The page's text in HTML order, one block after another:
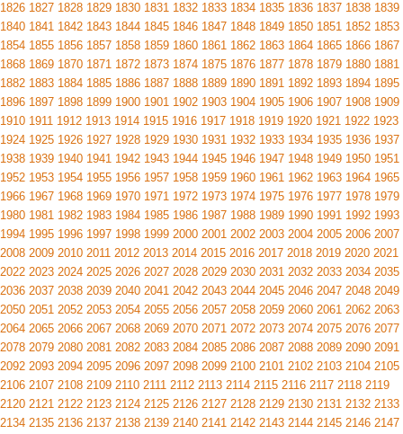
1826 1827 1828 1829 1830 1831 1832 1833 1834 1835 1836 1837 1838 1839
1840 1841 1842 1843 1844 1845 1846 1847 1848 1849 1850 1851 1852 1853
1854 1855 1856 1857 1858 1859 1860 1861 1862 1863 1864 1865 1866 1867
1868 1869 1870 1871 1872 1873 1874 1875 1876 1877 1878 1879 1880 1881
1882 1883 1884 1885 1886 1887 1888 1889 1890 1891 1892 1893 1894 1895
1896 1897 1898 1899 1900 1901 1902 1903 1904 1905 1906 1907 1908 1909
1910 1911 1912 1913 1914 1915 1916 1917 1918 1919 1920 1921 1922 1923
1924 1925 1926 1927 1928 1929 1930 1931 1932 1933 1934 1935 1936 1937
1938 1939 1940 1941 1942 1943 1944 1945 1946 1947 1948 1949 1950 1951
1952 1953 1954 1955 1956 1957 1958 1959 1960 1961 1962 1963 1964 1965
1966 1967 1968 1969 1970 1971 1972 1973 1974 1975 1976 1977 1978 1979
1980 1981 1982 1983 1984 1985 1986 1987 1988 1989 1990 1991 1992 1993
1994 1995 1996 1997 1998 1999 2000 2001 2002 2003 2004 2005 2006 2007
2008 2009 2010 2011 2012 2013 2014 2015 2016 2017 2018 2019 2020 2021
2022 2023 2024 2025 2026 2027 2028 2029 2030 2031 2032 2033 2034 2035
2036 2037 2038 2039 2040 2041 2042 2043 2044 2045 2046 2047 2048 2049
2050 2051 2052 2053 2054 2055 2056 2057 2058 2059 2060 2061 2062 2063
2064 2065 2066 2067 2068 2069 2070 2071 2072 2073 2074 2075 2076 2077
2078 2079 2080 2081 2082 2083 2084 2085 2086 2087 2088 2089 2090 2091
2092 2093 2094 2095 2096 2097 2098 2099 2100 2101 2102 2103 2104 2105
2106 2107 2108 2109 2110 2111 2112 2113 2114 2115 2116 2117 2118 2119
2120 2121 2122 2123 2124 2125 2126 2127 2128 2129 2130 2131 2132 2133
2134 2135 2136 2137 2138 2139 2140 2141 2142 2143 2144 2145 2146 2147